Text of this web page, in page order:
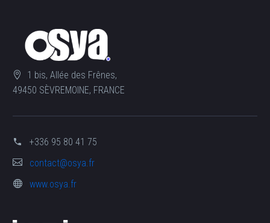
1 bis, Allée des Frênes,
49450 SÈVREMOINE, FRANCE
+336 95 80 41 75
contact@osya.fr
www.osya.fr